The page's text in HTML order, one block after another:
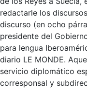
redactarle los
discurso (en ocho
presidente del
para lengua
diario LE MONDE.
servicio diplomático
corresponsal y